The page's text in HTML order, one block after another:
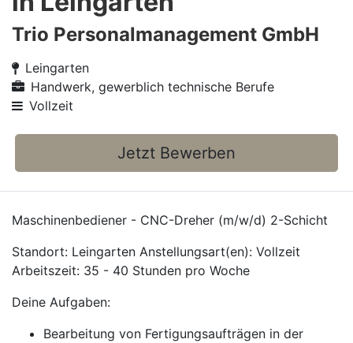
Trio Personalmanagement GmbH
Leingarten
Handwerk, gewerblich technische Berufe
Vollzeit
Jetzt Bewerben
Maschinenbediener - CNC-Dreher (m/w/d) 2-Schicht
Standort: Leingarten Anstellungsart(en): Vollzeit
Arbeitszeit: 35 - 40 Stunden pro Woche
Deine Aufgaben:
Bearbeitung von Fertigungsaufträgen in der